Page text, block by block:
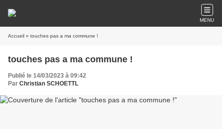
MENU
Accueil » touches pas a ma commune !
touches pas a ma commune !
Publié le 14/03/2023 à 09:42
Par Christian SCHOETTL